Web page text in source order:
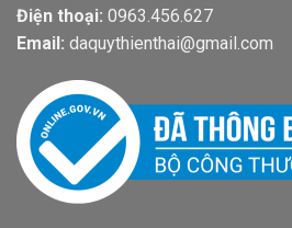
Điện thoại: 0963.456.627
Email: daquythienthai@gmail.com